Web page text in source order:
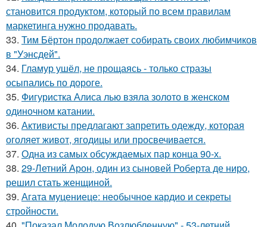
становится продуктом, который по всем правилам
маркетинга нужно продавать.
33. Тим Бёртон продолжает собирать своих любимчиков
в "Уэнсдей".
34. Гламур ушёл, не прощаясь - только стразы
осыпались по дороге.
35. Фигуристка Алиса лью взяла золото в женском
одиночном катании.
36. Активисты предлагают запретить одежду, которая
оголяет живот, ягодицы или просвечивается.
37. Одна из самых обсуждаемых пар конца 90-х.
38. 29-Летний Арон, один из сыновей Роберта де ниро,
решил стать женщиной.
39. Агата муцениеце: необычное кардио и секреты
стройности.